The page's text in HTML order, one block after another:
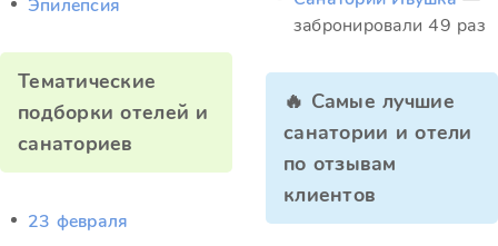
Эпилепсия
Тематические
подборки отелей и
санаториев
23 февраля
забронировали 49 раз
🔥 Самые лучшие
санатории и отели
по отзывам
клиентов